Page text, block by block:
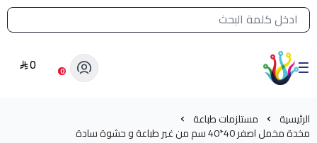
القائمة الرئيسية لمتجر الشرق النادر
الشرق النادر بيع مستلزمات طباعة حرارية 0
0
الرئيسية مستلزمات طباعة
مخدة مخمل اصفر 40*40 سم من غير طباعة و حشوة سادة